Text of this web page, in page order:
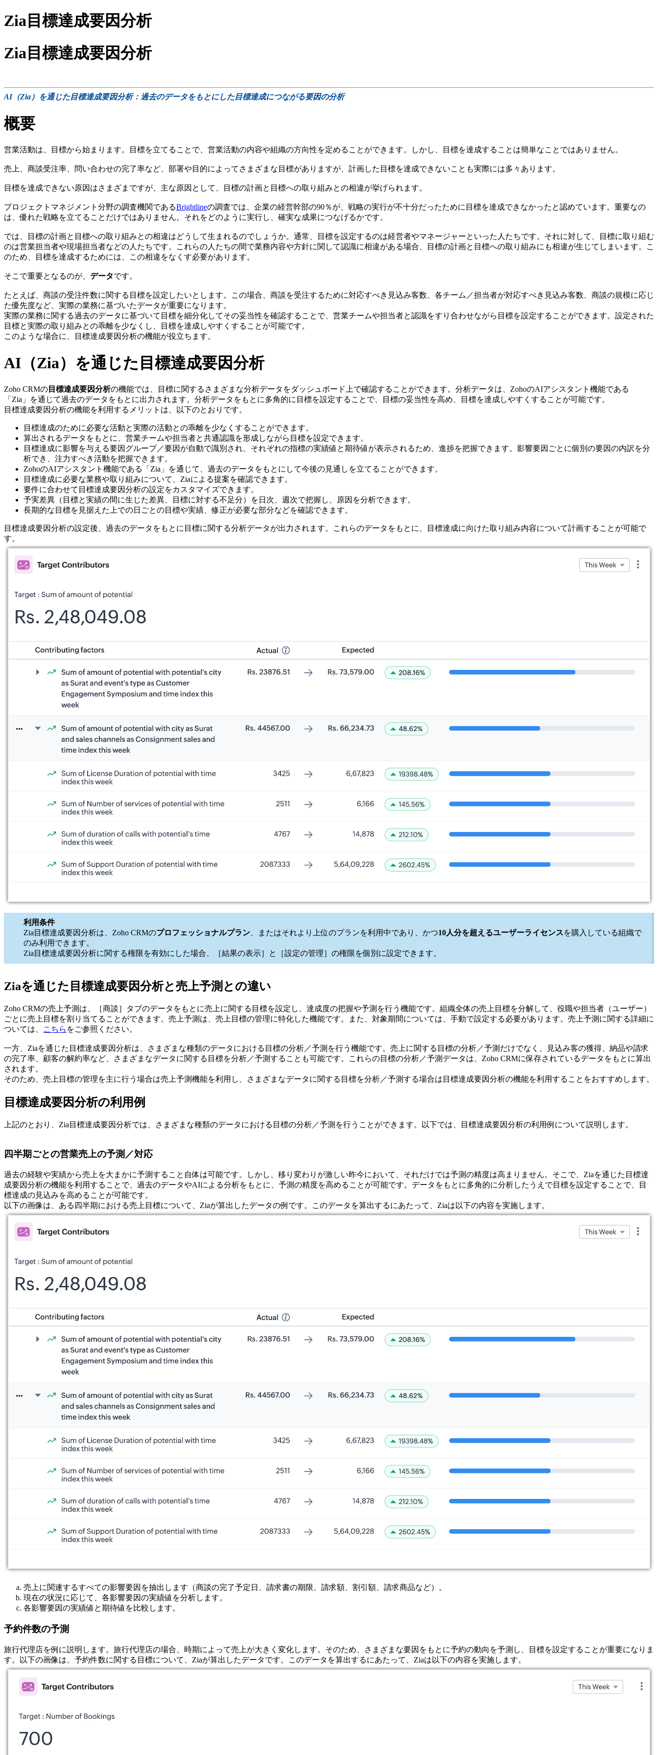
Zia目標達成要因分析
Zia目標達成要因分析
AI（Zia）を通じた目標達成要因分析：過去のデータをもとにした目標達成につながる要因の分析
概要
営業活動は、目標から始まります。目標を立てることで、営業活動の内容や組織の方向性を定めることができます。しかし、目標を達成することは簡単なことではありません。
売上、商談受注率、問い合わせの完了率など、部署や目的によってさまざまな目標がありますが、計画した目標を達成できないことも実際には多々あります。
目標を達成できない原因はさまざまですが、主な原因として、目標の計画と目標への取り組みとの相違が挙げられます。
プロジェクトマネジメント分野の調査機関であるBrightlineの調査では、企業の経営幹部の90％が、戦略の実行が不十分だったために目標を達成できなかったと認めています。重要なの
は、優れた戦略を立てることだけではありません。それをどのように実行し、確実な成果につなげるかです。
では、目標の計画と目標への取り組みとの相違はどうして生まれるのでしょうか。通常、目標を設定するのは経営者やマネージャーといった人たちです。それに対して、目標に取り組む
のは営業担当者や現場担当者などの人たちです。これらの人たちの間で業務内容や方針に関して認識に相違がある場合、目標の計画と目標への取り組みにも相違が生じてしまいます。こ
のため、目標を達成するためには、この相違をなくす必要があります。
そこで重要となるのが、 データです。
たとえば、商談の受注件数に関する目標を設定したいとします。この場合、商談を受注するために対応すべき見込み客数、各チーム／担当者が対応すべき見込み客数、商談の規模に応じ
た優先度など、実際の業務に基づいたデータが重要になります。
実際の業務に関する過去のデータに基づいて目標を細分化してその妥当性を確認することで、営業チームや担当者と認識をすり合わせながら目標を設定することができます。設定された
目標と実際の取り組みとの乖離を少なくし、目標を達成しやすくすることが可能です。
このような場合に、目標達成要因分析の機能が役立ちます。
AI（Zia）を通じた目標達成要因分析
Zoho CRMの 目標達成要因分析の機能では、目標に関するさまざまな分析データをダッシュボード上で確認することができます。分析データは、ZohoのAIアシスタント機能である
「Zia」を通じて過去のデータをもとに出力されます。分析データをもとに多角的に目標を設定することで、目標の妥当性を高め、目標を達成しやすくすることが可能です。
目標達成要因分析の機能を利用するメリットは、以下のとおりです。
目標達成のために必要な活動と実際の活動との乖離を少なくすることができます。
算出されるデータをもとに、営業チームや担当者と共通認識を形成しながら目標を設定できます。
目標達成に影響を与える要因グループ／要因が自動で識別され、それぞれの指標の実績値と期待値が表示されるため、進捗を把握できます。影響要因ごとに個別の要因の内訳を分
析でき、注力すべき活動を把握できます。
ZohoのAIアシスタント機能である「Zia」を通じて、過去のデータをもとにして今後の見通しを立てることができます。
目標達成に必要な業務や取り組みについて、Ziaによる提案を確認できます。
要件に合わせて目標達成要因分析の設定をカスタマイズできます。
予実差異（目標と実績の間に生じた差異、目標に対する不足分）を日次、週次で把握し、原因を分析できます。
長期的な目標を見据えた上での日ごとの目標や実績、修正が必要な部分などを確認できます。
目標達成要因分析の設定後、過去のデータをもとに目標に関する分析データが出力されます。これらのデータをもとに、目標達成に向けた取り組み内容について計画することが可能で
す。
利用条件
Zia目標達成要因分析は、Zoho CRMのプロフェッショナルプラン 、またはそれより上位のプランを利用中であり、かつ10人分を超えるユーザーライセンスを購入している組織で
のみ利用できます。
Zia目標達成要因分析に関する権限を有効にした場合、［結果の表示］と［設定の管理］の権限を個別に設定できます。
Ziaを通じた目標達成要因分析と売上予測との違い
Zoho CRMの売上予測は、［商談］タブのデータをもとに売上に関する目標を設定し、達成度の把握や予測を行う機能です。組織全体の売上目標を分解して、役職や担当者（ユーザー）
ごとに売上目標を割り当てることができます。売上予測は、売上目標の管理に特化した機能です。また、対象期間については、手動で設定する必要があります。売上予測に関する詳細に
ついては、
こちら をご参照ください。
一方、Ziaを通じた目標達成要因分析は、さまざまな種類のデータにおける目標の分析／予測を行う機能です。売上に関する目標の分析／予測だけでなく、見込み客の獲得、納品や請求
の完了率、顧客の解約率など、さまざまなデータに関する目標を分析／予測することも可能です。これらの目標の分析／予測データは、Zoho CRMに保存されているデータをもとに算出
されます。
そのため、売上目標の管理を主に行う場合は売上予測機能を利用し、さまざまなデータに関する目標を分析／予測する場合は目標達成要因分析の機能を利用することをおすすめします。
目標達成要因分析の利用例
上記のとおり、Zia目標達成要因分析では、さまざまな種類のデータにおける目標の分析／予測を行うことができます。以下では、目標達成要因分析の利用例について説明します。
四半期ごとの営業売上の予測／対応
過去の経験や実績から売上を大まかに予測すること自体は可能です。しかし、移り変わりが激しい昨今において、それだけでは予測の精度は高まりません。そこで、Ziaを通じた目標達
成要因分析の機能を利用することで、過去のデータやAIによる分析をもとに、予測の精度を高めることが可能です。データをもとに多角的に分析したうえで目標を設定することで、目
標達成の見込みを高めることが可能です。
以下の画像は、ある四半期における売上目標について、Ziaが算出したデータの例です。このデータを算出するにあたって、Ziaは以下の内容を実施します。
売上に関連するすべての影響要因を抽出します（商談の完了予定日、請求書の期限、請求額、割引額、請求商品など）。
現在の状況に応じて、各影響要因の実績値を分析します。
各影響要因の実績値と期待値を比較します。
予約件数の予測
旅行代理店を例に説明します。旅行代理店の場合、時期によって売上が大きく変化します。そのため、さまざまな要因をもとに予約の動向を予測し、目標を設定することが重要になりま
す。以下の画像は、予約件数に関する目標について、Ziaが算出したデータです。このデータを算出するにあたって、Ziaは以下の内容を実施します。